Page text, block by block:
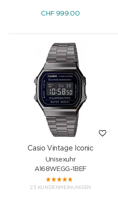
CHF999.00
Casio Vintage Iconic
Unisexuhr
A168WEGG-1BEF
23 KUNDENMEINUNGEN